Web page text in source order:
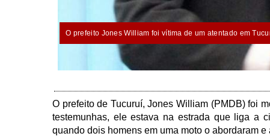
O prefeito Jones William foi vítima de um atentado em
O prefeito de Tucuruí, Jones William (PMDB) foi
testemunhas, ele estava na estrada que liga a
quando dois homens em uma moto o abordaram e